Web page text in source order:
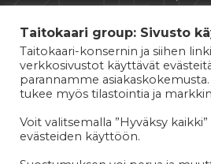
Taitokaari group: Sivusto
Taitokaari-konsernin ja siihen
verkkosivustot käyttävät
parannamme
tukee myös tilastointia ja
Voit valitsemalla ”Hyväksy
evästeiden käyttöön.